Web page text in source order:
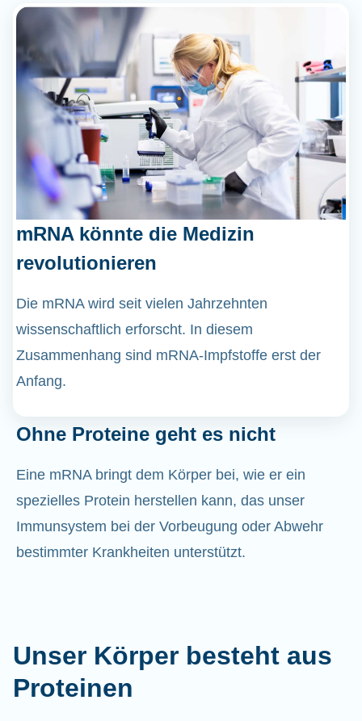
mRNA könnte die Medizin
revolutionieren
Die mRNA wird seit vielen Jahrzehnten
wissenschaftlich erforscht. In diesem
Zusammenhang sind mRNA-Impfstoffe erst der
Anfang.
Ohne Proteine geht es nicht
Eine mRNA bringt dem Körper bei, wie er ein
spezielles Protein herstellen kann, das unser
Immunsystem bei der Vorbeugung oder Abwehr
bestimmter Krankheiten unterstützt.
Unser Körper besteht aus
Proteinen